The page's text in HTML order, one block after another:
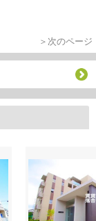
＞次のページ